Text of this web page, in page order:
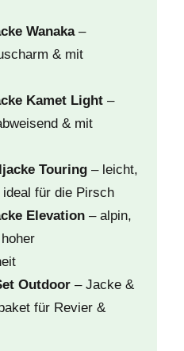
Wanaka–
& mit
Kamet Light –
& mit
Touring – leicht,
für die Pirsch
Elevation – alpin,
Outdoor – Jacke &
für Revier &